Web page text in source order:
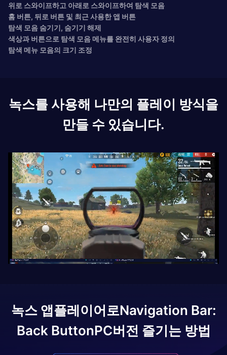
위로 스와이프하고 아래로 스와이프하여 탐색 모음
홈 버튼, 뒤로 버튼 및 최근 사용한 앱 버튼
탐색 모음 숨기기, 숨기기 해제
색상과 버튼으로 탐색 모음 메뉴를 완전히 사용자 정의
탐색 메뉴 모음의 크기 조정
녹스를 사용해 나만의 플레이 방식을
만들 수 있습니다.
녹스 앱플레이어로Navigation Bar:
Back ButtonPC버전 즐기는 방법